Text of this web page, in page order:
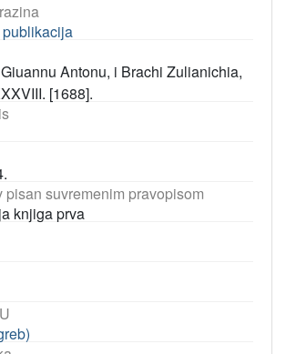
Antonu, i Brachi Zulianichia,
[1688].
pisan suvremenim pravopisom
knjiga prva